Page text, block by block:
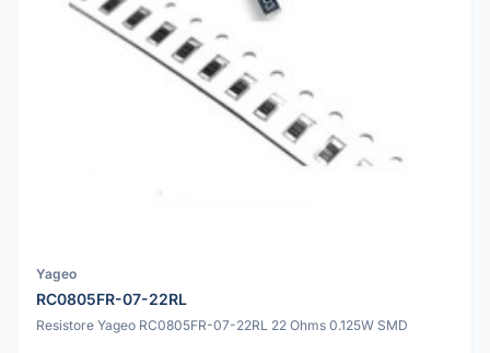
Yageo
RC0805FR-07-22RL
Resistore Yageo RC0805FR-07-22RL 22 Ohms 0.125W SMD